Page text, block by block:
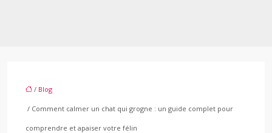
/ Blog
/ Comment calmer un chat qui grogne : un guide complet pour
comprendre et apaiser votre félin